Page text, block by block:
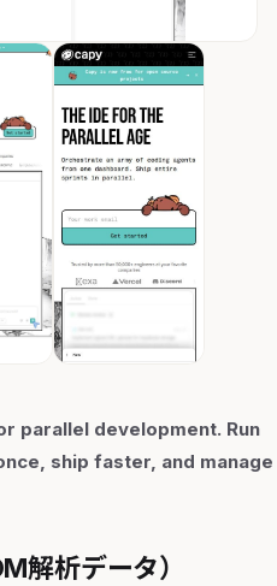
parallel development. Run
ship faster, and manage
解析データ）